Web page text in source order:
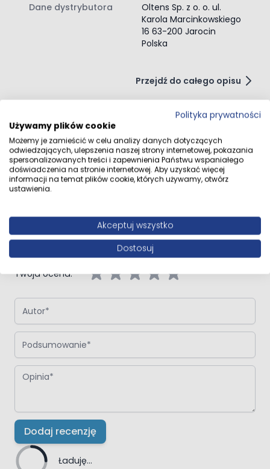
Dane dystrybutora
Oltens Sp. z o. o. ul.
Karola Marcinkowskiego
16 63-200 Jarocin
Polska
Przejdź do całego opisu
Opinie klientów
Napisz opinię o produkcie:Oltens Torne przycisk spłukujący
szklany do WC czarny/złoty mat/czarny
Twoja ocena:
Autor
Podsumowanie
Opinia
Dodaj recenzję
Ładuję...
Polityka prywatności
Używamy plików cookie
Możemy je zamieścić w celu analizy danych dotyczących
odwiedzających, ulepszenia naszej strony internetowej, pokazania
spersonalizowanych treści i zapewnienia Państwu wspaniałego
doświadczenia na stronie internetowej. Aby uzyskać więcej
informacji na temat plików cookie, których używamy, otwórz
ustawienia.
Akceptuj wszystko
Dostosuj